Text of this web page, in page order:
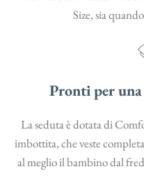
Size, sia
Pronti per una
La seduta è dotata di
imbottita, che veste
al meglio il bambino dal